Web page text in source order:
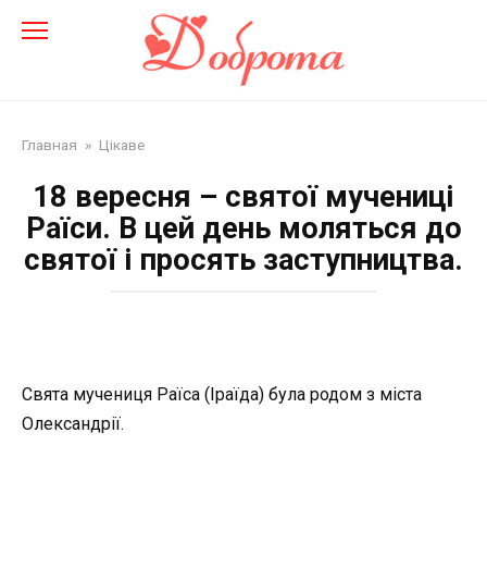
Главная » Цікаве
18 вересня – святої мучениці
Раїси. В цей день моляться до
святої і просять заступництва.
Свята мучениця Раїса (Іраїда) була родом з міста
Олександрії.